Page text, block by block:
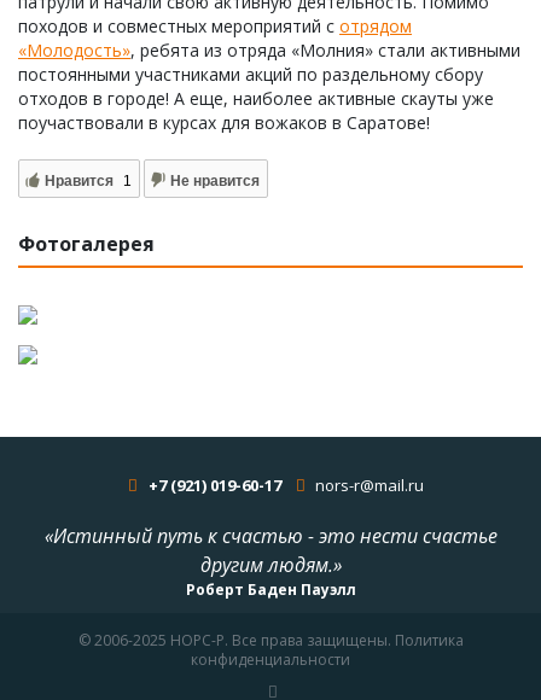
походов и совместных мероприятий с отрядом
«Молодость», ребята из отряда «Молния» стали активными
постоянными участниками акций по раздельному сбору
отходов в городе! А еще, наиболее активные скауты уже
поучаствовали в курсах для вожаков в Саратове!
Нравится 1 Не нравится
Фотогалерея
+7 (921) 019-60-17 nors-r@mail.ru
«Истинный путь к счастью - это нести счастье
другим людям.»
Роберт Баден Пауэлл
© 2006-2025 НОРС-Р. Все права защищены. Политика
конфиденциальности